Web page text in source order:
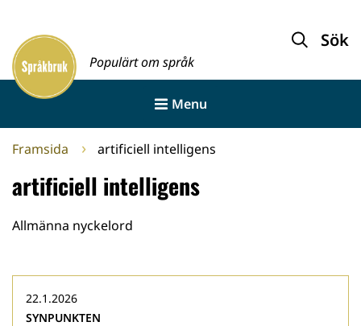
innehållet
Framsida
Populärt om språk
Sök
Menu
Framsida artificiell intelligens
artificiell intelligens
Allmänna nyckelord
22.1.2026
SYNPUNKTEN